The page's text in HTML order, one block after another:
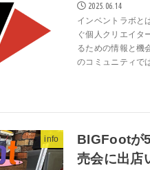
2025.06.14
インベントラボと
ぐ個人クリエイタ
るための情報と機
のコミュニティで
info
BIGFootが
売会に出店